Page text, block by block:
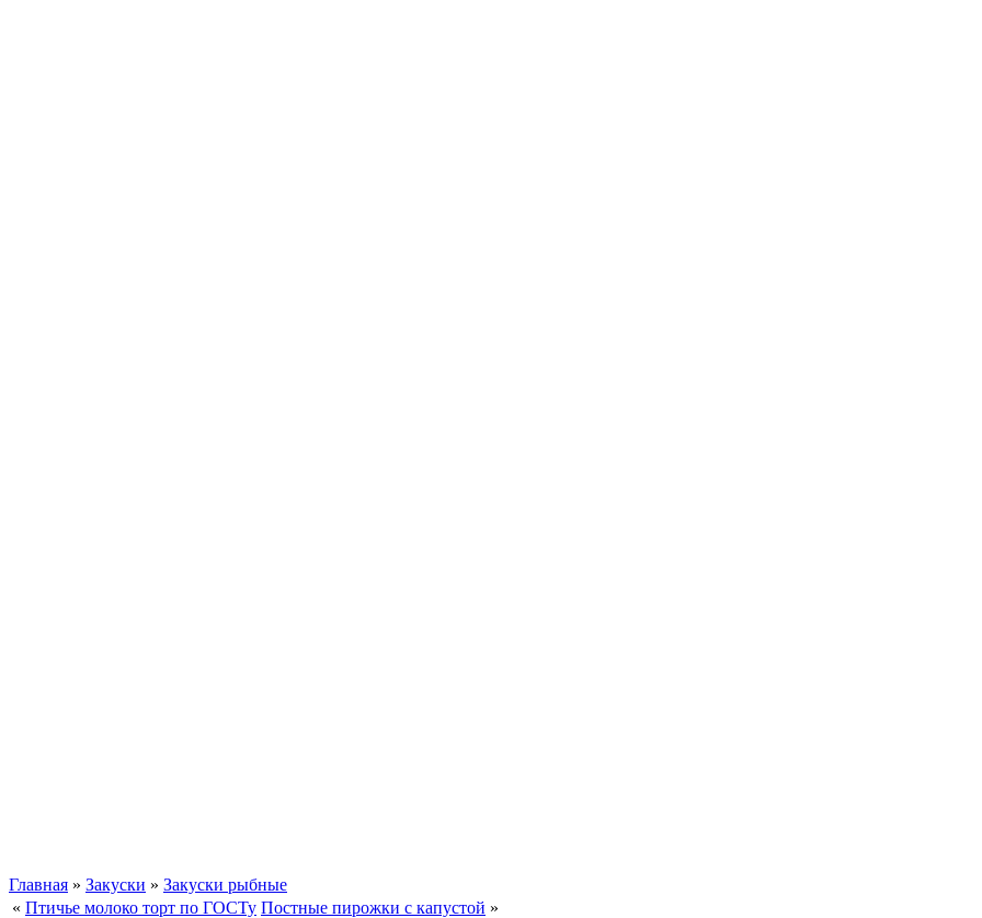
Главная » Закуски » Закуски рыбные
« Птичье молоко торт по ГОСТу Постные пирожки с капустой »